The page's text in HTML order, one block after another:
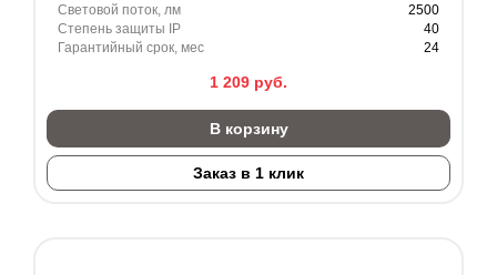
Световой поток, лм
2500
Степень защиты IP
40
Гарантийный срок, мес
24
1 209 руб.
В корзину
Заказ в 1 клик